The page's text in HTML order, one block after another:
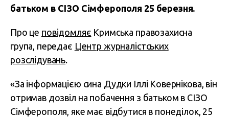
батьком в СІЗО Сімферополя 25 березня.
Про це повідомляє Кримська правозахисна
група, передає Центр журналістських
розслідувань.
«За інформацією сина Дудки Іллі Ковернікова, він
отримав дозвіл на побачення з батьком в СІЗО
Сімферополя, яке має відбутися в понеділок, 25